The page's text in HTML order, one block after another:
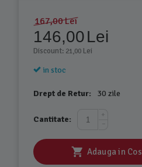
167,00Lei
146,00Lei
Discount: 21,00 Lei
in stoc
Drept de Retur: 30 zile
Cantitate:
+
−
Adauga in Cos